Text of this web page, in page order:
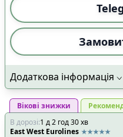
Додаткова інформація
Вікові знижки
В дорозі:1 д2 год30хв
East West Eurolines